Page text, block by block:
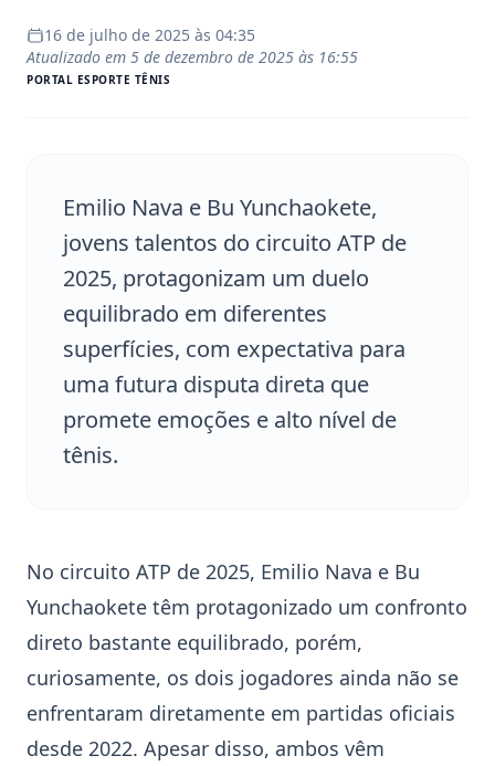
16 de julho de 2025 às 04:35
Atualizado em 5 de dezembro de 2025 às 16:55
PORTAL ESPORTE TÊNIS
Emilio Nava e Bu Yunchaokete,
jovens talentos do circuito ATP de
2025, protagonizam um duelo
equilibrado em diferentes
superfícies, com expectativa para
uma futura disputa direta que
promete emoções e alto nível de
tênis.
No circuito ATP de 2025, Emilio Nava e Bu
Yunchaokete têm protagonizado um confronto
direto bastante equilibrado, porém,
curiosamente, os dois jogadores ainda não se
enfrentaram diretamente em partidas oficiais
desde 2022. Apesar disso, ambos vêm